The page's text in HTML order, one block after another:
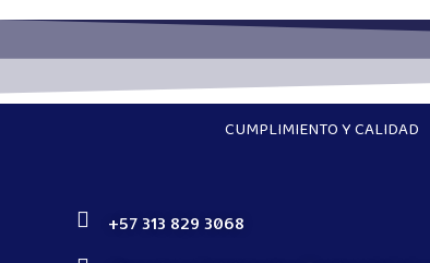
CUMPLIMIENTO Y CALIDAD
+57 313 829 3068